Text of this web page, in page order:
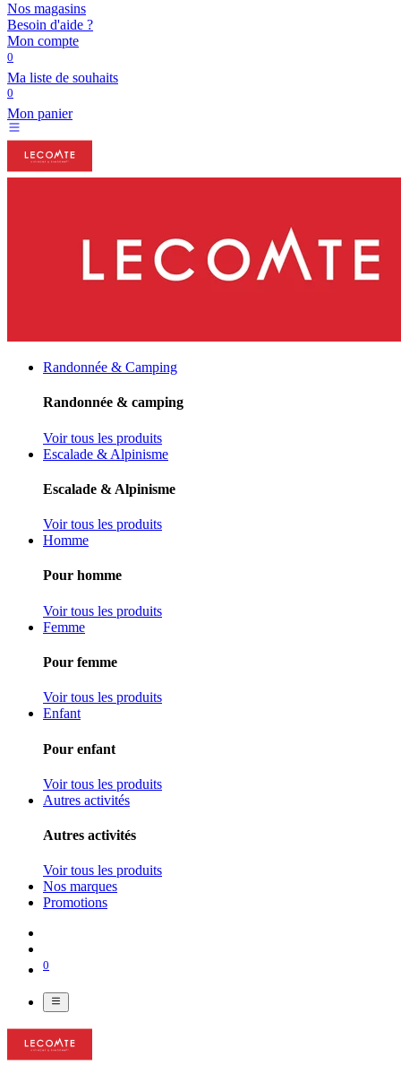
Nos magasins
Besoin d'aide ?
Mon compte
0
Ma liste de souhaits
0
Mon panier
Randonnée & Camping
Randonnée & camping
Voir tous les produits
Escalade & Alpinisme
Escalade & Alpinisme
Voir tous les produits
Homme
Pour homme
Voir tous les produits
Femme
Pour femme
Voir tous les produits
Enfant
Pour enfant
Voir tous les produits
Autres activités
Autres activités
Voir tous les produits
Nos marques
Promotions
0